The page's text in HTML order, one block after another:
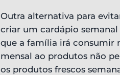
Outra alternativa para
criar um cardápio semanal
que a família irá consumir
mensal ao produtos não
os produtos frescos